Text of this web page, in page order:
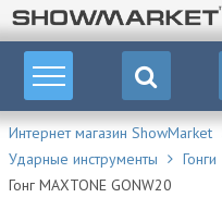
Интернет магазин ShowMarket
Ударные инструменты
Гонги
Гонг MAXTONE GONW20